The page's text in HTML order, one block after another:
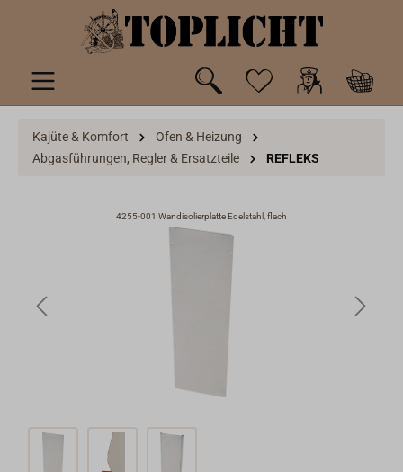
springen
Kajüte & Komfort
Ofen & Heizung
Abgasführungen, Regler & Ersatzteile
REFLEKS
4255-001 Wandisolierplatte Edelstahl, flach